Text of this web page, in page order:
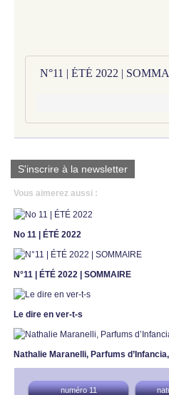
N°11 | ÉTÉ 2022 |
S'inscrire à la newsletter
Vous aimerez aussi :
No 11 | ÉTÉ 2022
N°11 | ÉTÉ 2022 | SOMMAIRE
Le dire en ver-t-s
Nathalie Maranelli, Parfums
numéro 11